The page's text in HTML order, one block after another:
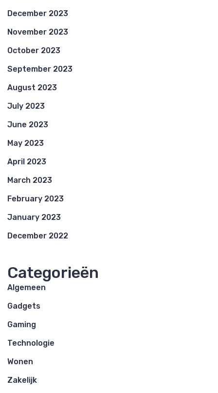
December 2023
November 2023
October 2023
September 2023
August 2023
July 2023
June 2023
May 2023
April 2023
March 2023
February 2023
January 2023
December 2022
Categorieën
Algemeen
Gadgets
Gaming
Technologie
Wonen
Zakelijk